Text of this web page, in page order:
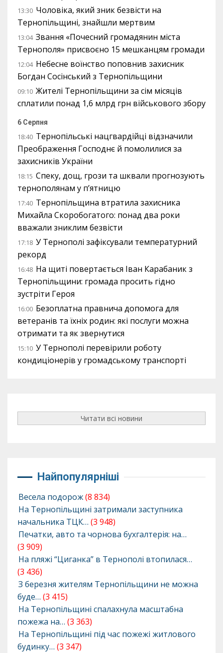
13:30 Чоловіка, який зник безвісти на
Тернопільщині, знайшли мертвим
13:04 Звання «Почесний громадянин міста
Тернополя» присвоєно 15 мешканцям громади
12:04 Небесне воїнство поповнив захисник
Богдан Сосінський з Тернопільщини
09:10 Жителі Тернопільщини за сім місяців
сплатили понад 1,6 млрд грн військового збору
6 Серпня
18:40 Тернопільські нацгвардійці відзначили
Преображення Господнє й помолилися за
захисників України
18:15 Спеку, дощ, грози та шквали прогнозують
тернополянам у п’ятницю
17:40 Тернопільщина втратила захисника
Михайла Скоробогатого: понад два роки
вважали зниклим безвісти
17:18 У Тернополі зафіксували температурний
рекорд
16:48 На щиті повертається Іван Карабаник з
Тернопільщини: громада просить гідно
зустріти Героя
16:00 Безоплатна правнича допомога для
ветеранів та їхніх родин: які послуги можна
отримати та як звернутися
15:10 У Тернополі перевірили роботу
кондиціонерів у громадському транспорті
Читати всі новини
Найпопулярніші
Весела подорож(8 834)
На Тернопільщині затримали заступника
начальника ТЦК… (3 948)
Печатки, авто та чорнова бухгалтерія: на…
(3 909)
На пляжі “Циганка” в Тернополі втопилася…
(3 436)
З березня жителям Тернопільщини не можна
буде… (3 415)
На Тернопільщині спалахнула масштабна
пожежа на… (3 363)
На Тернопільщині під час пожежі житлового
будинку… (3 347)